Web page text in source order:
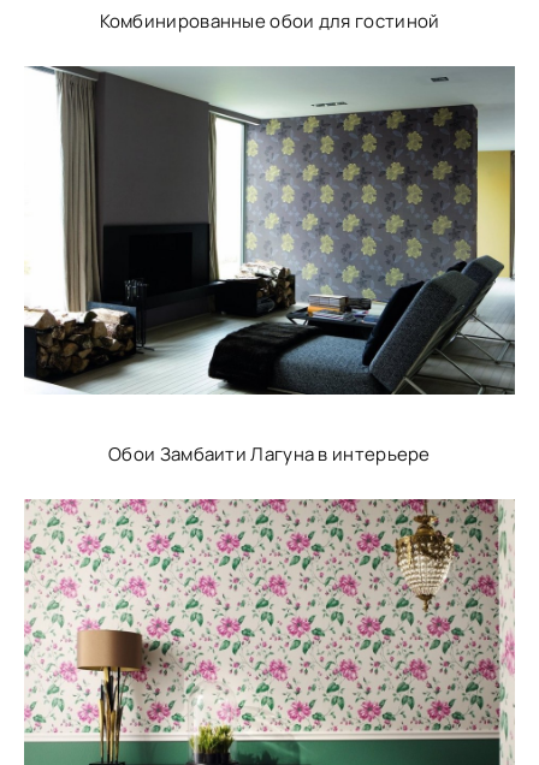
Комбинированные обои для гостиной
Обои Замбаити Лагуна в интерьере